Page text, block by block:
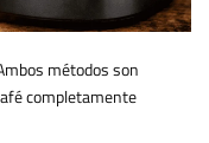
métodos son
completamente